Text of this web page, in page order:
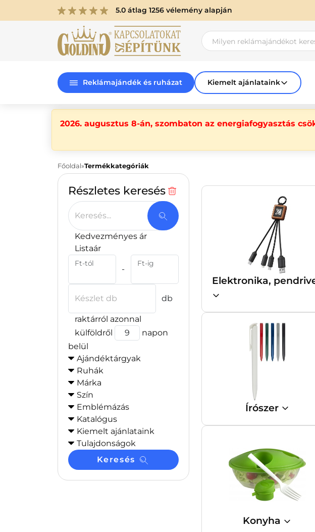
5.0 átlag 1256 vélemény alapján
Reklámajándék és ruházat Kiemelt ajánlataink
2026. augusztus 8-án, szombaton az energiafogyasztás
Főoldal Termékkategóriák
Részletes keresés
Keresés...
Kedvezményes ár
Listaár
Ft-tól
-
Ft-ig
Készlet db db
raktárról azonnal
külföldről
napon
belül
Ajándéktárgyak
Ruhák
Márka
Szín
Emblémázás
Katalógus
Kiemelt ajánlataink
Tulajdonságok
Keresés
Elektronika,
Írószer
Konyha